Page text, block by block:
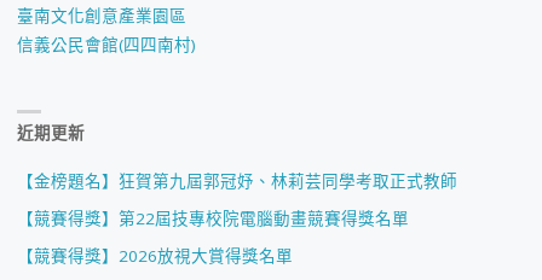
臺南文化創意產業園區
信義公民會館(四四南村)
近期更新
【金榜題名】狂賀第九屆郭冠妤、林莉芸同學考取正式教師
【競賽得獎】第22屆技專校院電腦動畫競賽得獎名單
【競賽得獎】2026放視大賞得獎名單